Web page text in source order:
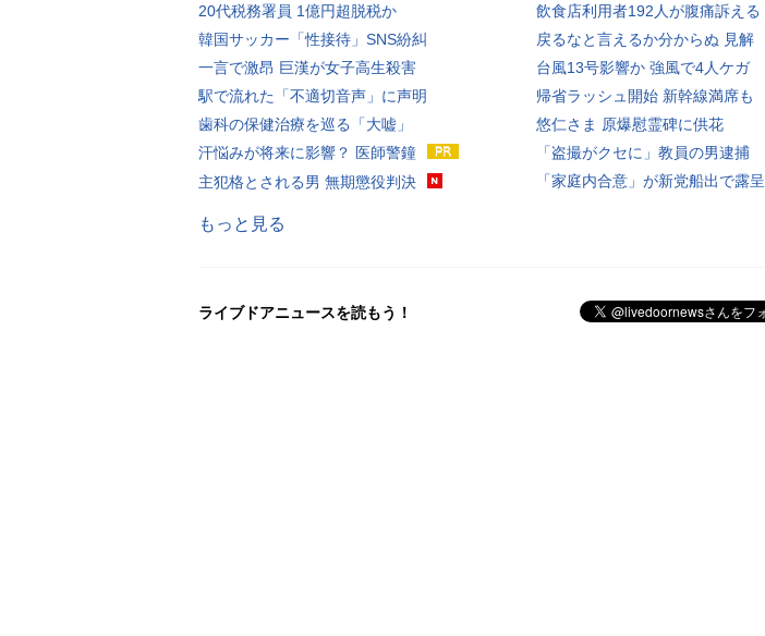
20代税務署員 1億円超脱税か
韓国サッカー「性接待」SNS紛糾
一言で激昂 巨漢が女子高生殺害
駅で流れた「不適切音声」に声明
歯科の保健治療を巡る「大嘘」
汗悩みが将来に影響？ 医師警鐘
主犯格とされる男 無期懲役判決
飲食店利用者192人が腹痛訴える
戻るなと言えるか分からぬ 見解
台風13号影響か 強風で4人ケガ
帰省ラッシュ開始 新幹線満席も
悠仁さま 原爆慰霊碑に供花
「盗撮がクセに」教員の男逮捕
「家庭内合意」が新党船出で露呈
もっと見る
ライブドアニュースを読もう！